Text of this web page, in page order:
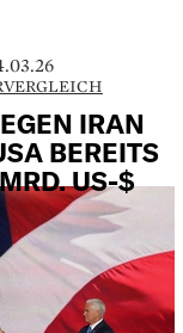
IRAN
BEREITS
US-$